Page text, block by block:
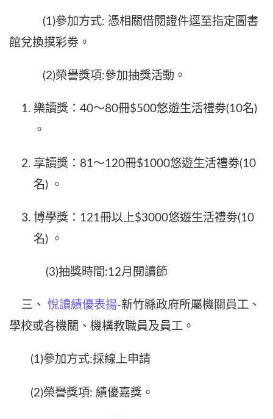
(1)參加方式: 憑相關借閱證件逕至指定圖書
館兌換摸彩劵。
(2)榮譽獎項:參加抽獎活動。
樂讀獎：40～80冊$500悠遊生活禮劵(10名)
。
享讀獎：81～120冊$1000悠遊生活禮劵(10
名) 。
博學獎：121冊以上$3000悠遊生活禮劵(10
名) 。
(3)抽獎時間:12月閱讀節
三、 悅讀績優表揚-新竹縣政府所屬機關員工、
學校或各機關、機構教職員及員工。
(1)參加方式:採線上申請
(2)榮譽獎項: 績優嘉獎。